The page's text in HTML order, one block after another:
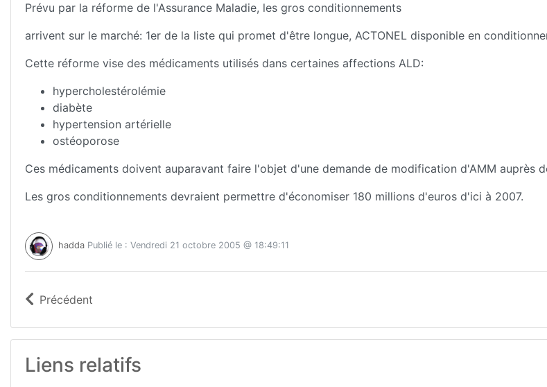
Prévu par la réforme de l'Assurance Maladie, les gros conditionnements
arrivent sur le marché: 1er de la liste qui promet d'être longue, ACTONEL disponible en
Cette réforme vise des médicaments utilisés dans certaines affections ALD:
hypercholestérolémie
diabète
hypertension artérielle
ostéoporose
Ces médicaments doivent auparavant faire l'objet d'une demande de modification d'AMM auprès
Les gros conditionnements devraient permettre d'économiser 180 millions d'euros d'ici à 2007.
hadda Publié le : Vendredi 21 octobre 2005 @ 18:49:11
Précédent
Liens relatifs